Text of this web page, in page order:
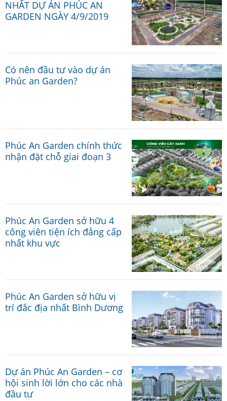
NHẤT DỰ ÁN PHÚC AN
GARDEN NGÀY 4/9/2019
Có nên đầu tư vào dự án
Phúc an Garden?
Phúc An Garden chính thức
nhận đặt chỗ giai đoạn 3
Phúc An Garden sở hữu 4
công viên tiện ích đẳng cấp
nhất khu vực
Phúc An Garden sở hữu vị
trí đắc địa nhất Bình Dương
Dự án Phúc An Garden – cơ
hội sinh lời lớn cho các nhà
đầu tư